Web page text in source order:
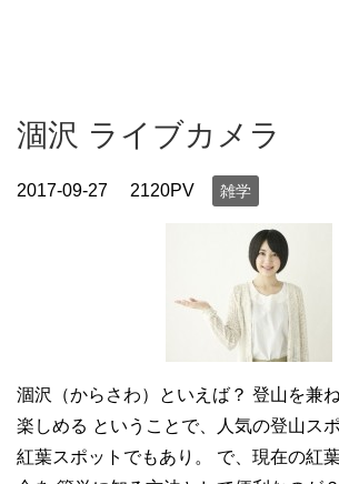
涸沢 ライブカメラ
2017-09-27 2120PV 雑学
涸沢（からさわ）といえば？ 登山を兼
楽しめる ということで、人気の登山ス
紅葉スポットでもあり。 で、現在の紅